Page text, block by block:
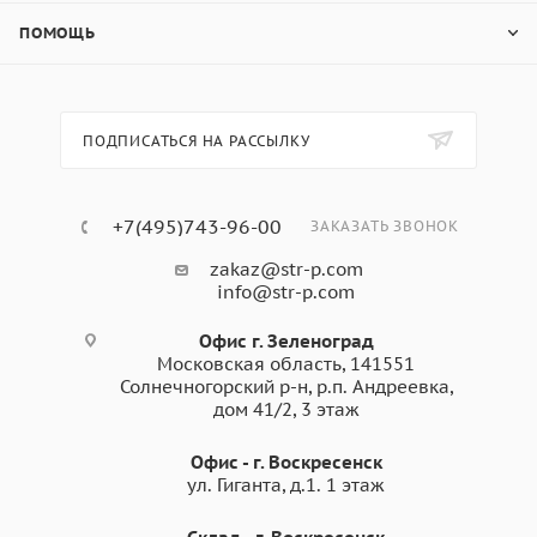
ПОМОЩЬ
ПОДПИСАТЬСЯ НА РАССЫЛКУ
+7(495)743-96-00 ЗАКАЗАТЬ ЗВОНОК
zakaz@str-p.com
info@str-p.com
Офис г. Зеленоград
Московская область, 141551
Солнечногорский р-н, р.п. Андреевка,
дом 41/2, 3 этаж
Офис - г. Воскресенск
ул. Гиганта, д.1. 1 этаж